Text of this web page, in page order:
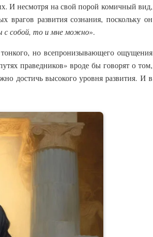
И несмотря на свой порой комичный вид,
развития сознания, поскольку он
с собой, то и мне можно».
но всепронизывающего ощущения
праведников» вроде бы говорят о том,
достичь высокого уровня развития. И в